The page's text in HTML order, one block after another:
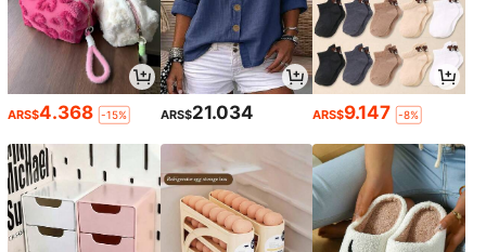
ARS$4.368 -15% ARS$21.034 ARS$9.147 -8%